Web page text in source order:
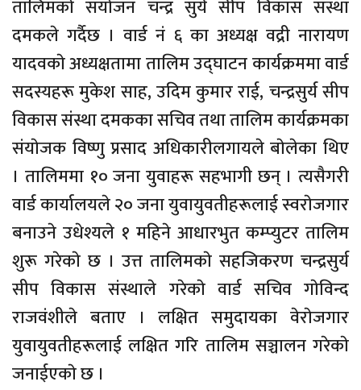
तालिमकाे संयाेजन चन्द्र सुर्य सीप विकास संस्था
दमकले गर्दैछ । वार्ड नं ६ का अध्यक्ष वद्री नारायण
यादवकाे अध्यक्षतामा तालिम उद्घाटन कार्यक्रममा वार्ड
सदस्यहरू मुकेश साह, उदिम कुमार राई, चन्द्रसुर्य सीप
विकास संस्था दमकका सचिव तथा तालिम कार्यक्रमका
संयाेजक विष्णु प्रसाद अधिकारीलगायले बाेलेका थिए
। तालिममा १० जना युवाहरू सहभागी छन् । त्यसैगरी
वार्ड कार्यालयले २० जना युवायुवतीहरूलाई स्वराेजगार
बनाउने उधेश्यले १ महिने आधारभुत कम्प्युटर तालिम
शुरू गरेकाे छ । उत्त तालिमकाे सहजिकरण चन्द्रसुर्य
सीप विकास संस्थाले गरेकाे वार्ड सचिव गाेविन्द
राजवंशीले बताए । लक्षित समुदायका वेराेजगार
युवायुवतीहरूलाई लक्षित गरि तालिम सञ्चालन गरेकाे
जनाईएकाे छ ।